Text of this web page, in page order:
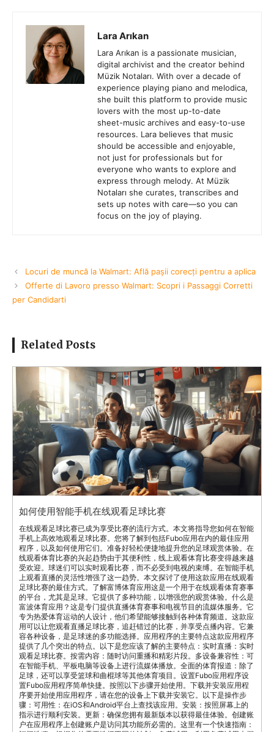
Lara Arıkan
Lara Arıkan is a passionate musician,
digital archivist and the creator behind
Müzik Notaları. With over a decade of
experience playing piano and melodica,
she built this platform to provide music
lovers with the most up-to-date
sheet-music archives and easy-to-use
resources. Lara believes that music
should be accessible and enjoyable,
not just for professionals but for
everyone who wants to explore and
express through melody. At Müzik
Notaları she curates, transcribes and
sets up notes with care—so you can
focus on the joy of playing.
Locuri de muncă la Walmart: Află pașii corecți pentru a aplica
Offerte di Lavoro presso Walmart: Scopri i Passaggi Corretti
per Candidarti
Related Posts
如何使用智能手机在线观看足球比赛
在线观看足球比赛已成为享受比赛的流行方式。本文将指导您如何在智能
手机上高效地观看足球比赛。您将了解到包括Fubo应用在内的最佳应用
程序，以及如何使用它们。准备好轻松便捷地提升您的足球观赏体验。在
线观看体育比赛的兴起趋势由于其便利性，线上观看体育比赛变得越来越
受欢迎。球迷们可以实时观看比赛，而不必受到电视的束缚。在智能手机
上观看直播的灵活性增强了这一趋势。本文探讨了使用这款应用在线观看
足球比赛的最佳方式。了解富博体育应用这是一个用于在线观看体育赛事
的平台，尤其是足球。它提供了多种功能，以增强您的观赏体验。什么是
富波体育应用？这是专门提供直播体育赛事和电视节目的流媒体服务。它
专为热爱体育运动的人设计，他们希望能够接触到各种体育频道。这款应
用可以让您观看直播足球比赛，追赶错过的比赛，并享受点播内容。它兼
容各种设备，是足球迷的多功能选择。应用程序的主要特点这款应用程序
提供了几个突出的特点。以下是您应该了解的主要特点：实时直播：实时
观看足球比赛。按需内容：随时访问重播和精彩片段。多设备兼容性：可
在智能手机、平板电脑等设备上进行流媒体播放。全面的体育报道：除了
足球，还可以享受篮球和曲棍球等其他体育项目。设置Fubo应用程序设
置Fubo应用程序简单快捷。按照以下步骤开始使用。下载并安装应用程
序要开始使用应用程序，请在您的设备上下载并安装它。以下是操作步
骤：可用性：在iOS和Android平台上查找该应用。安装：按照屏幕上的
指示进行顺利安装。更新：确保您拥有最新版本以获得最佳体验。创建账
户在应用程序上创建账户是访问其功能所必需的。这里有一个快速指南：